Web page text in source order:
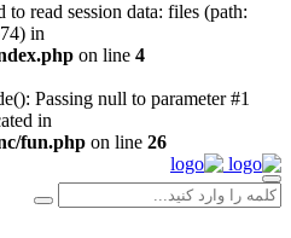
to read session data: files (path:
in
on line 4
Passing null to parameter #1
in
fun.php on line 26